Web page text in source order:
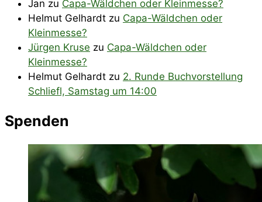
Jan zu Capa-Wäldchen oder Kleinmesse?
Helmut Gelhardt zu Capa-Wäldchen oder
Kleinmesse?
Jürgen Kruse zu Capa-Wäldchen oder
Kleinmesse?
Helmut Gelhardt zu 2. Runde Buchvorstellung
Schliefl, Samstag um 14:00
Spenden